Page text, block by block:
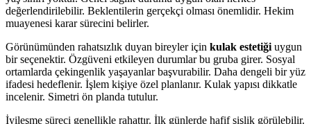
değerlendirilebilir. Beklentilerin gerçekçi olması önemlidir. Hekim
muayenesi karar sürecini belirler.
Görünümünden rahatsızlık duyan bireyler için kulak estetiği uygun
bir seçenektir. Özgüveni etkileyen durumlar bu gruba girer. Sosyal
ortamlarda çekingenlik yaşayanlar başvurabilir. Daha dengeli bir yüz
ifadesi hedeflenir. İşlem kişiye özel planlanır. Kulak yapısı dikkatle
incelenir. Simetri ön planda tutulur.
İyileşme süreci genellikle rahattır. İlk günlerde hafif şişlik görülebilir.